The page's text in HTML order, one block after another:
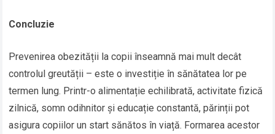
Concluzie
Prevenirea obezității la copii înseamnă mai mult decât
controlul greutății – este o investiție în sănătatea lor pe
termen lung. Printr-o alimentație echilibrată, activitate fizică
zilnică, somn odihnitor și educație constantă, părinții pot
asigura copiilor un start sănătos în viață. Formarea acestor